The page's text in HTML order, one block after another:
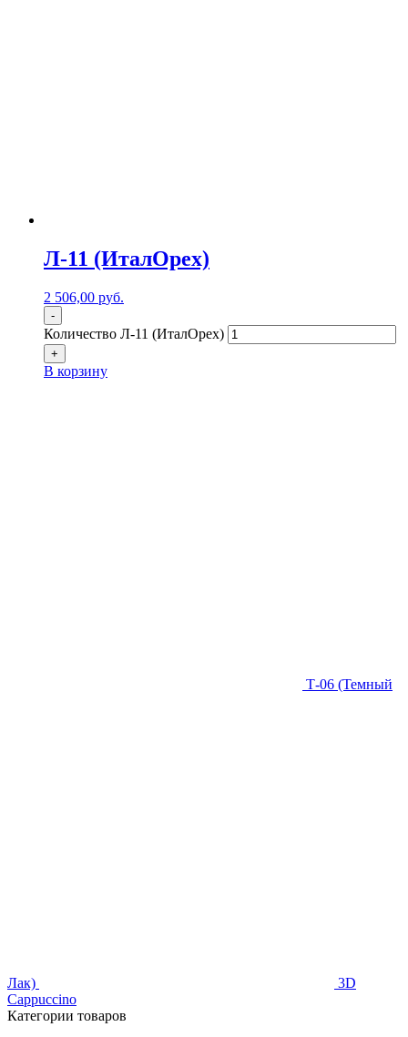
Л-11 (ИталОрех)
2 506,00 руб.
-
Количество Л-11 (ИталОрех)
+
В корзину
Т-06 (Темный
Лак)
3D
Cappuccino
Категории товаров